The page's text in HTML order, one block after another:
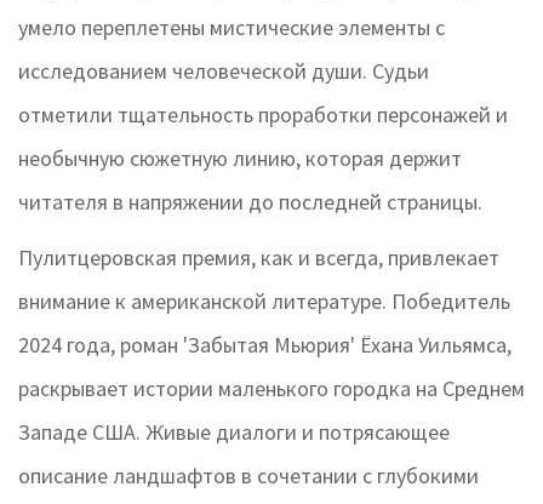
умело переплетены мистические элементы с
исследованием человеческой души. Судьи
отметили тщательность проработки персонажей и
необычную сюжетную линию, которая держит
читателя в напряжении до последней страницы.
Пулитцеровская премия, как и всегда, привлекает
внимание к американской литературе. Победитель
2024 года, роман 'Забытая Мьюрия' Ёхана Уильямса,
раскрывает истории маленького городка на Среднем
Западе США. Живые диалоги и потрясающее
описание ландшафтов в сочетании с глубокими